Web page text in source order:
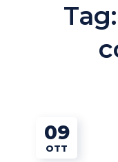
Tag:
09
OTT